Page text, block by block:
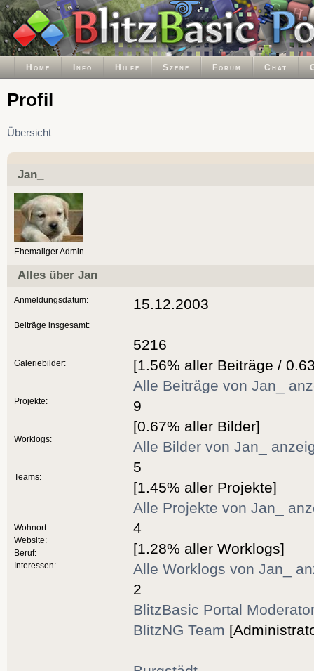
Home Info Hilfe Szene Forum Chat
Profil
Übersicht
Jan_
Ehemaliger Admin
Alles über Jan_
Anmeldungsdatum:
Beiträge insgesamt:
Galeriebilder:
Projekte:
Worklogs:
Teams:
Wohnort:
Website:
Beruf:
Interessen:
15.12.2003
5216
[1.56% aller Beiträge /
Alle Beiträge von Jan_
9
[0.67% aller Bilder]
Alle Bilder von Jan_
5
[1.45% aller Projekte]
Alle Projekte von Jan_
4
[1.28% aller Worklogs]
Alle Worklogs von Jan_
2
BlitzBasic Portal
BlitzNG Team